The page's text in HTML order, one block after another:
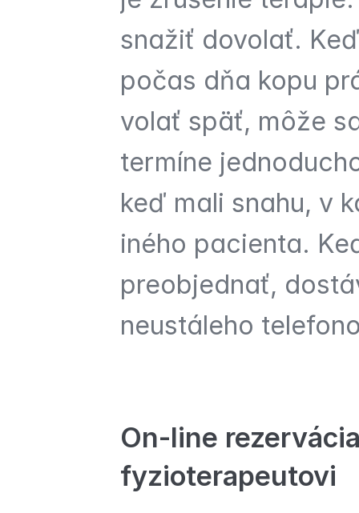
snažiť dovolať.
počas dňa kopu
volať späť, môže
termíne
keď mali snahu, v
iného pacienta.
preobjednať,
neustáleho
On-line
fyzioterapeutovi